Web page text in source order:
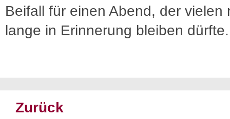
Beifall für einen Abend, der vielen
lange in Erinnerung bleiben dürfte.
Zurück